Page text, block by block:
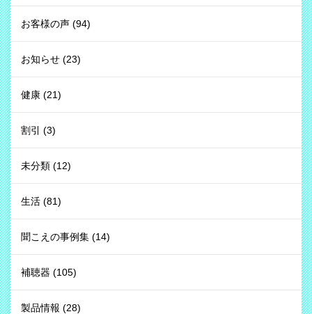
お客様の声 (94)
お知らせ (23)
健康 (21)
割引 (3)
未分類 (12)
生活 (81)
聞こえの事例集 (14)
補聴器 (105)
製品情報 (28)